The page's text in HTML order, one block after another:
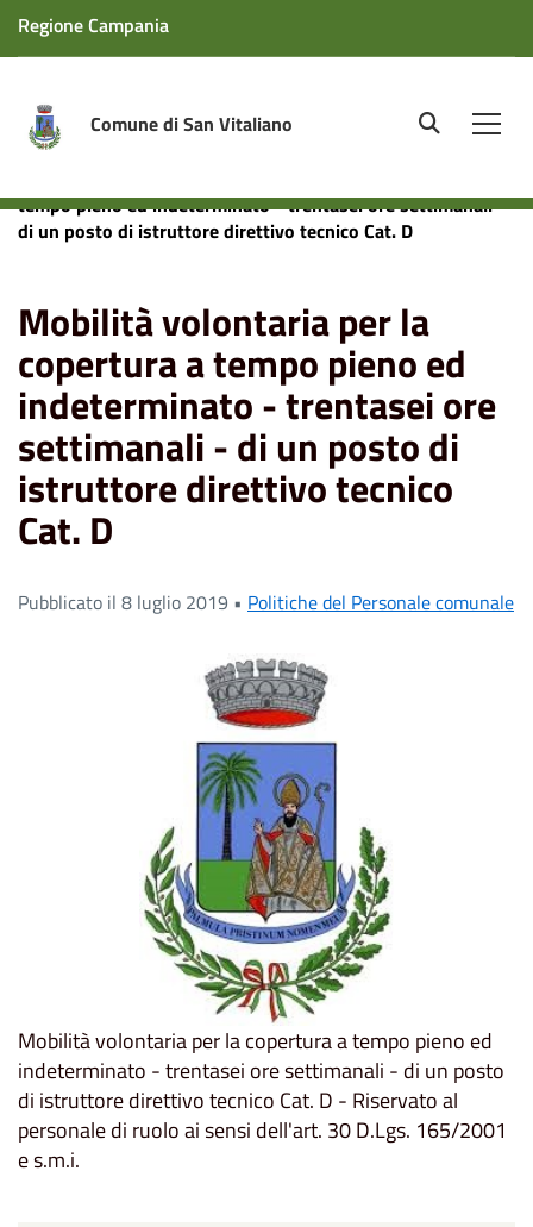
Regione Campania
Comune di San Vitaliano site.searc
tempo pieno ed indeterminato - trentasei ore settimanali -
di un posto di istruttore direttivo tecnico Cat. D
Mobilità volontaria per la
copertura a tempo pieno ed
indeterminato - trentasei ore
settimanali - di un posto di
istruttore direttivo tecnico
Cat. D
Pubblicato il 8 luglio 2019 • Politiche del Personale comunale
Mobilità volontaria per la copertura a tempo pieno ed
indeterminato - trentasei ore settimanali - di un posto
di istruttore direttivo tecnico Cat. D - Riservato al
personale di ruolo ai sensi dell'art. 30 D.Lgs. 165/2001
e s.m.i.